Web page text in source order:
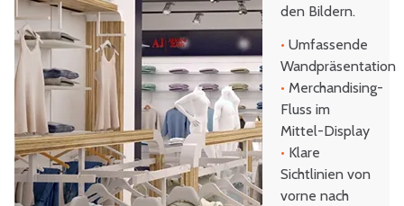
den Bildern.
• Umfassende
Wandpräsentation
• Merchandising-
Fluss im
Mittel-Display
• Klare
Sichtlinien von
vorne nach